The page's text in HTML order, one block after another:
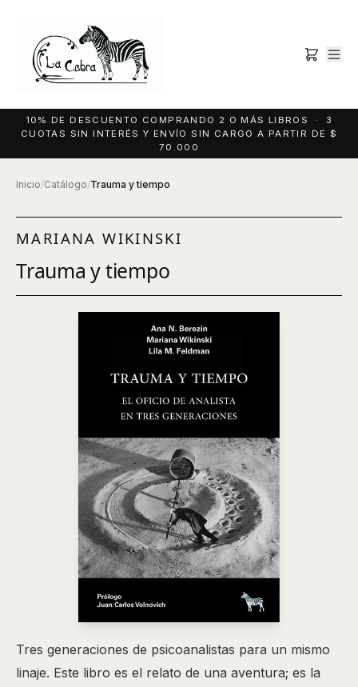
10% DE DESCUENTO COMPRANDO 2 O MÁS LIBROS · 3
CUOTAS SIN INTERÉS Y ENVÍO SIN CARGO A PARTIR DE $
70.000
Inicio/Catálogo/Trauma y tiempo
MARIANA WIKINSKI
Trauma y tiempo
Tres generaciones de psicoanalistas para un mismo
linaje. Este libro es el relato de una aventura; es la